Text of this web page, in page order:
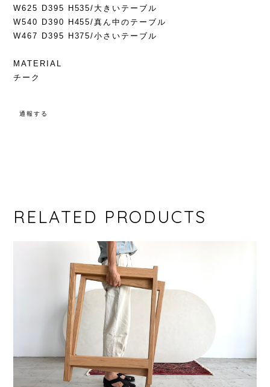
W625 D395 H535/大きいテーブル
W540 D390 H455/真ん中のテーブル
W467 D395 H375/小さいテーブル
MATERIAL
チーク
通報する
RELATED PRODUCTS